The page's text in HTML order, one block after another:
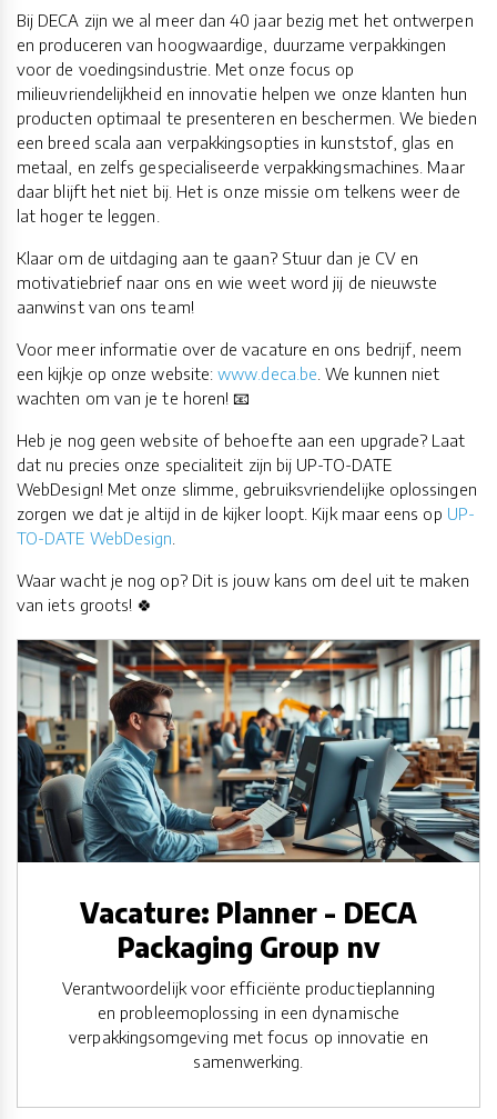
Bij DECA zijn we al meer dan 40 jaar bezig met het ontwerpen
en produceren van hoogwaardige, duurzame verpakkingen
voor de voedingsindustrie. Met onze focus op
milieuvriendelijkheid en innovatie helpen we onze klanten hun
producten optimaal te presenteren en beschermen. We bieden
een breed scala aan verpakkingsopties in kunststof, glas en
metaal, en zelfs gespecialiseerde verpakkingsmachines. Maar
daar blijft het niet bij. Het is onze missie om telkens weer de
lat hoger te leggen.
Klaar om de uitdaging aan te gaan? Stuur dan je CV en
motivatiebrief naar ons en wie weet word jij de nieuwste
aanwinst van ons team!
Voor meer informatie over de vacature en ons bedrijf, neem
een kijkje op onze website:www.deca.be . We kunnen niet
wachten om van je te horen! 📧
Heb je nog geen website of behoefte aan een upgrade? Laat
dat nu precies onze specialiteit zijn bij UP-TO-DATE
WebDesign! Met onze slimme, gebruiksvriendelijke oplossingen
zorgen we dat je altijd in de kijker loopt. Kijk maar eens op UP-
TO-DATE WebDesign
Waar wacht je nog op? Dit is jouw kans om deel uit te maken
van iets groots! 🍀
Vacature: Planner - DECA
Packaging Group nv
Verantwoordelijk voor efficiënte productieplanning
en probleemoplossing in een dynamische
verpakkingsomgeving met focus op innovatie en
samenwerking.